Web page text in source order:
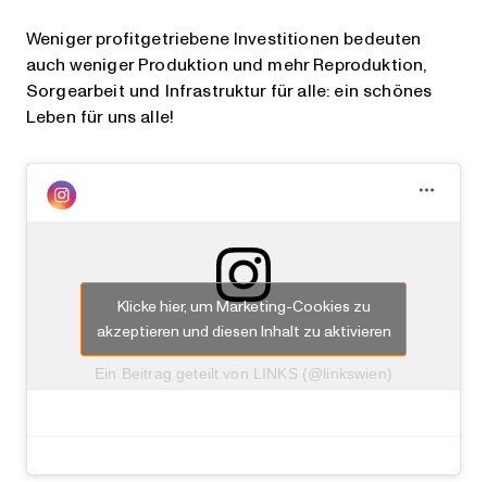
Weniger profitgetriebene Investitionen bedeuten
auch weniger Produktion und mehr Reproduktion,
Sorgearbeit und Infrastruktur für alle: ein schönes
Leben für uns alle!
Ein Beitrag geteilt von LINKS (@linkswien)
Klicke hier, um Marketing-Cookies zu
akzeptieren und diesen Inhalt zu aktivieren